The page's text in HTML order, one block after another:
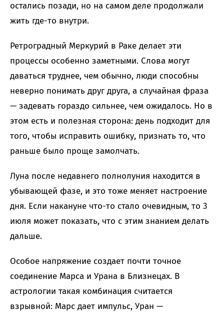
остались позади, но на самом деле продолжали
жить где-то внутри.
Ретроградный Меркурий в Раке делает эти
процессы особенно заметными. Слова могут
даваться труднее, чем обычно, люди способны
неверно понимать друг друга, а случайная фраза
— задевать гораздо сильнее, чем ожидалось. Но в
этом есть и полезная сторона: день подходит для
того, чтобы исправить ошибку, признать то, что
раньше было проще замолчать.
Луна после недавнего полнолуния находится в
убывающей фазе, и это тоже меняет настроение
дня. Если накануне что-то стало очевидным, то 3
июля может показать, что с этим знанием делать
дальше.
Особое напряжение создает почти точное
соединение Марса и Урана в Близнецах. В
астрологии такая комбинация считается
взрывной: Марс дает импульс, Уран —